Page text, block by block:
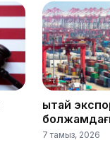
Қытай
7 тамыз, 2026